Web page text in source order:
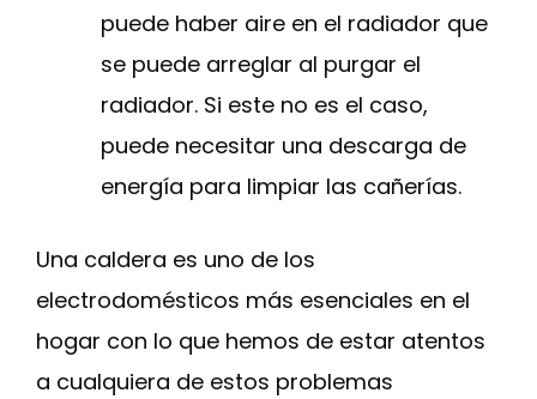
puede haber aire en el radiador que
se puede arreglar al purgar el
radiador. Si este no es el caso,
puede necesitar una descarga de
energía para limpiar las cañerías.
Una caldera es uno de los
electrodomésticos más esenciales en el
hogar con lo que hemos de estar atentos
a cualquiera de estos problemas